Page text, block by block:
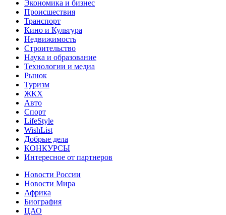
Экономика и бизнес
Происшествия
Транспорт
Кино и Культура
Недвижимость
Строительство
Наука и образование
Технологии и медиа
Рынок
Туризм
ЖКХ
Авто
Спорт
LifeStyle
WishList
Добрые дела
КОНКУРСЫ
Интересное от партнеров
Новости России
Новости Мира
Африка
Биография
ЦАО